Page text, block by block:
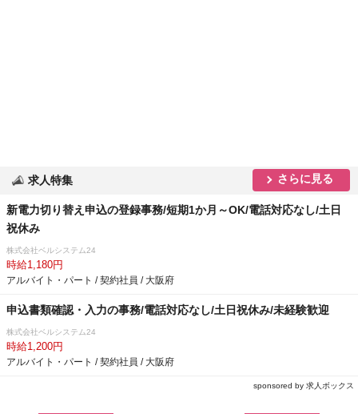
求人特集 さらに見る
新電力切り替え申込の登録事務/短期1か月～OK/電話対応なし/土日
祝休み
株式会社ベルシステム24
時給1,180円
アルバイト・パート / 契約社員 / 大阪府
申込書類確認・入力の事務/電話対応なし/土日祝休み/未経験歓迎
株式会社ベルシステム24
時給1,200円
アルバイト・パート / 契約社員 / 大阪府
sponsored by 求人ボックス